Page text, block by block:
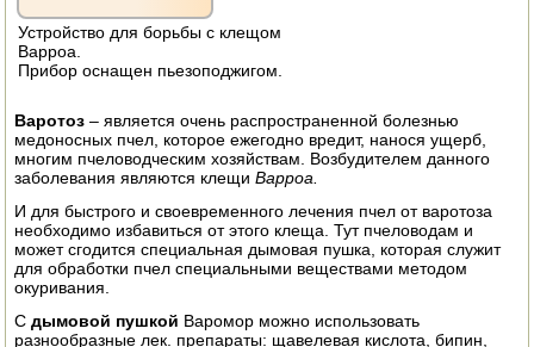
ЭЛЕКТРО И БЕНЗО ИНСТРУМЕНТ
ЭЛЕКТРО ШАШЛЫЧНИЦЫ
СУШИЛКИ ПРОДУКТОВ
СОКОВАРКИ
Устройство для борьбы с клещом
Варроа.
Прибор оснащен пьезоподжигом.
Варотоз – является очень распространенной болезнью
медоносных пчел, которое ежегодно вредит, нанося ущерб,
многим пчеловодческим хозяйствам. Возбудителем данного
заболевания являются клещиВарроа.
И для быстрого и своевременного лечения пчел от варотоза
необходимо избавиться от этого клеща. Тут пчеловодам и
может сгодится специальная дымовая пушка, которая служит
для обработки пчел специальными веществами методом
окуривания.
Сдымовой пушкой Варомор можно использовать
разнообразные лек. препараты: щавелевая кислота, бипин,